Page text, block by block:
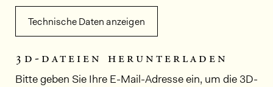
Technische Daten anzeigen
3d-dateien herunterladen
Bitte geben Sie Ihre E-Mail-Adresse ein, um die 3D-